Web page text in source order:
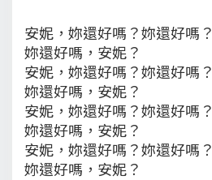
安妮，妳還好嗎？妳還好嗎？
妳還好嗎，安妮？
安妮，妳還好嗎？妳還好嗎？
妳還好嗎，安妮？
安妮，妳還好嗎？妳還好嗎？
妳還好嗎，安妮？
安妮，妳還好嗎？妳還好嗎？
妳還好嗎，安妮？